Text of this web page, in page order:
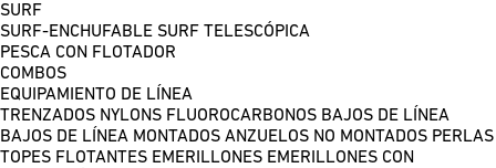
SURF
SURF-ENCHUFABLE SURF TELESCÓPICA
PESCA CON FLOTADOR
COMBOS
EQUIPAMIENTO DE LÍNEA
TRENZADOS NYLONS FLUOROCARBONOS BAJOS DE LÍNEA
BAJOS DE LÍNEA MONTADOS ANZUELOS NO MONTADOS PERLAS
TOPES FLOTANTES EMERILLONES EMERILLONES CON